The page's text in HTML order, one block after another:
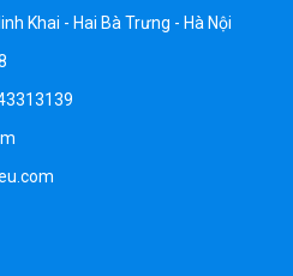
trẻ em địa hình M666
trẻ em BJQ-M03
₫
Khai - Hai Bà Trưng - Hà Nội